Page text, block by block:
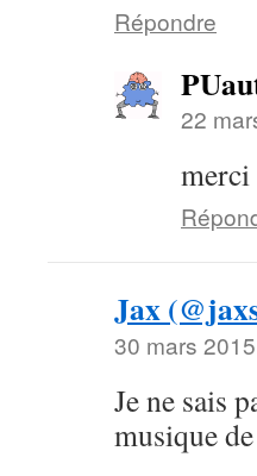
Répondre
22
merci
Jax
30 mars
Je ne sais
musique